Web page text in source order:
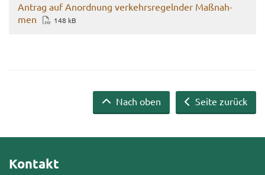
An­trag auf An­ord­nung ver­kehrs­re­geln­der Maß­nah­
men
148 kB
Seite zurück
Nach oben
Kontakt